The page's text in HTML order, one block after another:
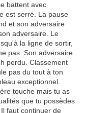
battent avec
est serré. La pause
et son adversaire
adversaire. Le
la ligne de sortir,
pas. Son adversaire
perdu. Classement
pas du tout à ton
exceptionnel.
touche mais tu as
que tu possèdes
faut continuer de